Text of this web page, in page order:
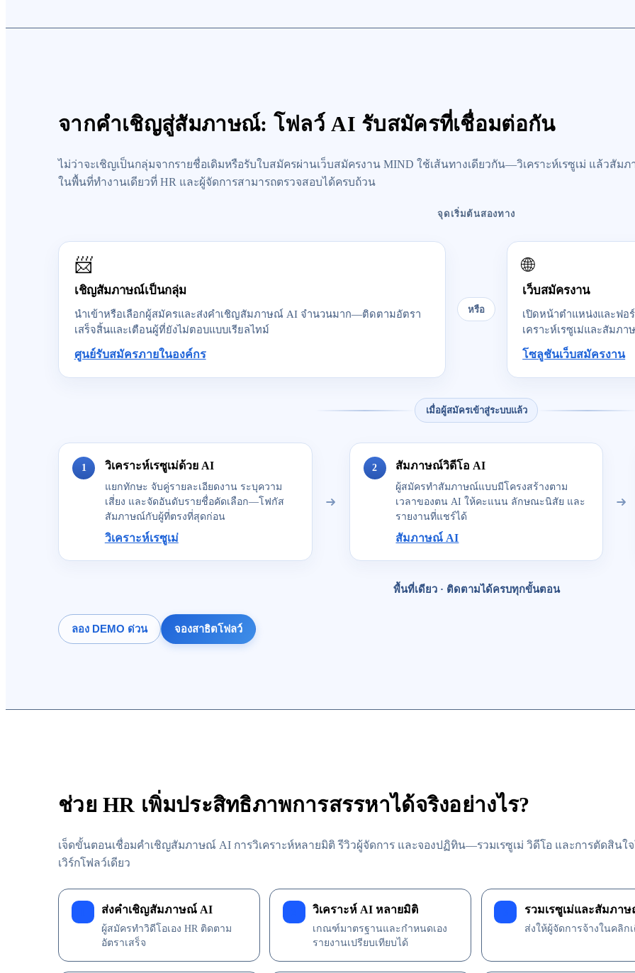
จากคำเชิญสู่สัมภาษณ์: โฟลว์ AI รับสมัครที่เชื่อมต่อกัน
ไม่ว่าจะเชิญเป็นกลุ่มจากรายชื่อเดิมหรือรับใบสมัครผ่านเว็บสมัครงาน MIND ใช้เส้นทางเดียวกัน—วิเคราะห์เรซูเม่ แล้วสั
ในพื้นที่ทำงานเดียวที่ HR และผู้จัดการสามารถตรวจสอบได้ครบถ้วน
จุดเริ่มต้นสองทาง
📨
เชิญสัมภาษณ์เป็นกลุ่ม
นำเข้าหรือเลือกผู้สมัครและส่งคำเชิญสัมภาษณ์ AI จำนวนมาก—ติดตามอัตรา
เสร็จสิ้นและเตือนผู้ที่ยังไม่ตอบแบบเรียลไทม์
ศูนย์รับสมัครภายในองค์กร
หรือ
🌐
เว็บสมัครงาน
เปิดหน้าตำแหน่งและฟ
เคราะห์เรซูเม่และสัมภ
โซลูชันเว็บสมัครงาน
เมื่อผู้สมัครเข้าสู่ระบบแล้ว
1 วิเคราะห์เรซูเม่ด้วย AI
แยกทักษะ จับคู่รายละเอียดงาน ระบุความ
เสี่ยง และจัดอันดับรายชื่อคัดเลือก—โฟกัส
สัมภาษณ์กับผู้ที่ตรงที่สุดก่อน
วิเคราะห์เรซูเม่
2 สัมภาษณ์วิดีโอ AI
ผู้สมัครทำสัมภาษณ์แบบมีโครงสร้างตาม
เวลาของตน AI ให้คะแนน ลักษณะนิสัย และ
รายงานที่แชร์ได้
สัมภาษณ์ AI
พื้นที่เดียว · ติดตามได้ครบทุกขั้นตอน
ลอง DEMO ด่วน จองสาธิตโฟลว์
ช่วย HR เพิ่มประสิทธิภาพการสรรหาได้จริงอย่างไร?
เจ็ดขั้นตอนเชื่อมคำเชิญสัมภาษณ์ AI การวิเคราะห์หลายมิติ รีวิวผู้จัดการ และจองปฏิทิน—รวมเรซูเม่ วิดีโอ และการตัดสินใ
เวิร์กโฟลว์เดียว
ส่งคำเชิญสัมภาษณ์ AI
ผู้สมัครทำวิดีโอเอง HR ติดตาม
อัตราเสร็จ
วิเคราะห์ AI หลายมิติ
เกณฑ์มาตรฐานและกำหนดเอง
รายงานเปรียบเทียบได้
รวมเรซูเม่และสัมภา
ส่งให้ผู้จัดการจ้างในคลิก